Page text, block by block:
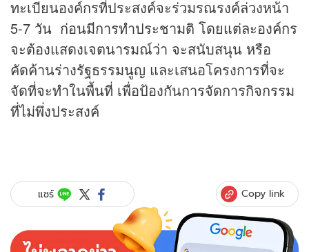
ทะเบียนองค์กรที่ประสงค์จะร่วมรณรงค์ล่วงหน้า
5-7 วัน ก่อนมีการทำประชามติ โดยแต่ละองค์กร
จะต้องแสดงเจตนารมณ์ว่า จะสนับสนุน หรือ
คัดค้านร่างรัฐธรรมนูญ และเสนอโครงการที่จะ
จัดที่จะทำในพื้นที่ เพื่อป้องกันการจัดการกิจกรรม
ที่ไม่พึ่งประสงค์
แชร์ Copy link